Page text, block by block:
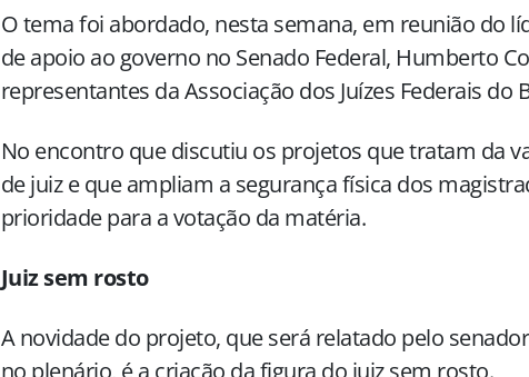
O tema foi abordado, nesta semana, em reunião do
de apoio ao governo no Senado Federal, Humberto
representantes da Associação dos Juízes Federais do
No encontro que discutiu os projetos que tratam da
de juiz e que ampliam a segurança física dos
prioridade para a votação da matéria.
Juiz sem rosto
A novidade do projeto, que será relatado pelo senador
no plenário, é a criação da figura do juiz sem rosto.